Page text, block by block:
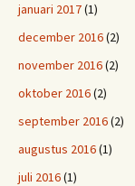
januari 2017(1)
december 2016(2)
november 2016(2)
oktober 2016(2)
september 2016(2)
augustus 2016(1)
juli 2016(1)